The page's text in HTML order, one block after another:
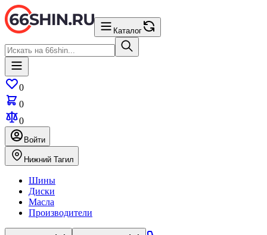
Каталог
0
0
0
Войти
Нижний Тагил
Шины
Диски
Масла
Производители